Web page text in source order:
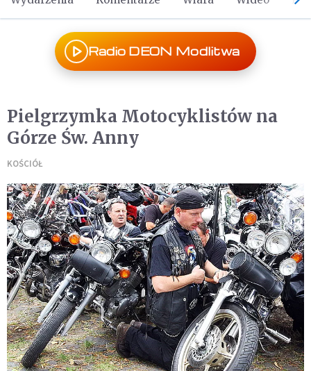
Radio DEON Modlitwa
Pielgrzymka Motocyklistów na
Górze Św. Anny
KOŚCIÓŁ